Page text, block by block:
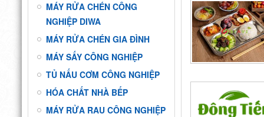
MÁY RỬA CHÉN CÔNG
NGHIỆP DIWA
MÁY RỬA CHÉN GIA ĐÌNH
MÁY SẤY CÔNG NGHIỆP
TỦ NẤU CƠM CÔNG NGHIỆP
HÓA CHẤT NHÀ BẾP
MÁY RỬA RAU CÔNG NGHIỆP